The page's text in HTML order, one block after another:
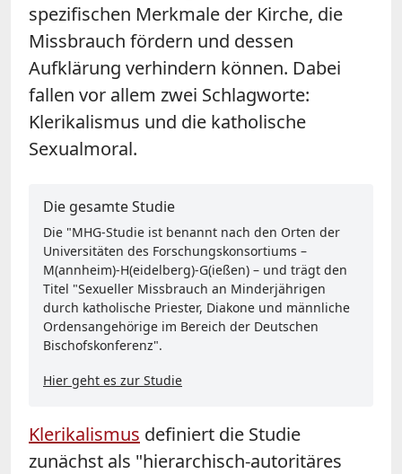
spezifischen Merkmale der Kirche, die
Missbrauch fördern und dessen
Aufklärung verhindern können. Dabei
fallen vor allem zwei Schlagworte:
Klerikalismus und die katholische
Sexualmoral.
Die gesamte Studie
Die "MHG-Studie ist benannt nach den Orten der
Universitäten des Forschungskonsortiums –
M(annheim)-H(eidelberg)-G(ießen) – und trägt den
Titel "Sexueller Missbrauch an Minderjährigen
durch katholische Priester, Diakone und männliche
Ordensangehörige im Bereich der Deutschen
Bischofskonferenz".
Hier geht es zur Studie
Klerikalismus definiert die Studie
zunächst als "hierarchisch-autoritäres